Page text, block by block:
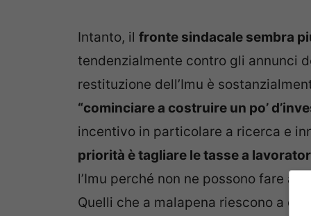
Intanto, il fronte sindacale sembra
tendenzialmente contro gli annunci
restituzione dell’Imu è
“cominciare a costruire un po’
incentivo in particolare a ricerca e
priorità è tagliare le tasse a
l’Imu perché non ne possono fare a
Quelli che a malapena riescono a